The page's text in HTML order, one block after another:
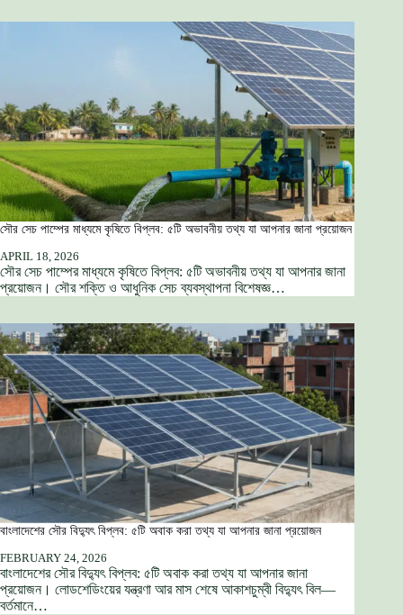
সৌর সেচ পাম্পের মাধ্যমে কৃষিতে বিপ্লব: ৫টি অভাবনীয় তথ্য যা আপনার জানা প্রয়োজন
APRIL 18, 2026
সৌর সেচ পাম্পের মাধ্যমে কৃষিতে বিপ্লব: ৫টি অভাবনীয় তথ্য যা আপনার জানা
প্রয়োজন। সৌর শক্তি ও আধুনিক সেচ ব্যবস্থাপনা বিশেষজ্ঞ…
বাংলাদেশের সৌর বিদ্যুৎ বিপ্লব: ৫টি অবাক করা তথ্য যা আপনার জানা প্রয়োজন
FEBRUARY 24, 2026
বাংলাদেশের সৌর বিদ্যুৎ বিপ্লব: ৫টি অবাক করা তথ্য যা আপনার জানা
প্রয়োজন। লোডশেডিংয়ের যন্ত্রণা আর মাস শেষে আকাশচুম্বী বিদ্যুৎ বিল—
বর্তমানে…